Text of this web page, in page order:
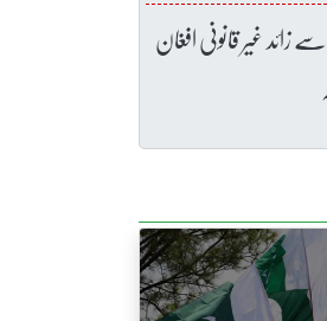
لاکھ 40 ہزار سے زائد غیر قانونی افغان